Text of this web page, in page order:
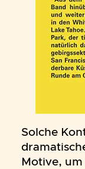
Solche
Motive, um